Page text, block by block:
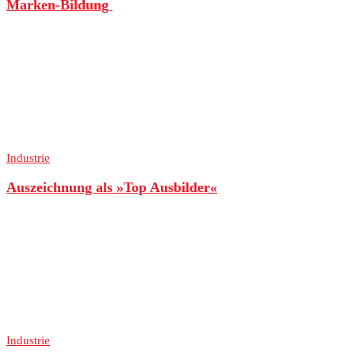
Marken-Bildung
Industrie
Auszeichnung als »Top Ausbilder«
Industrie